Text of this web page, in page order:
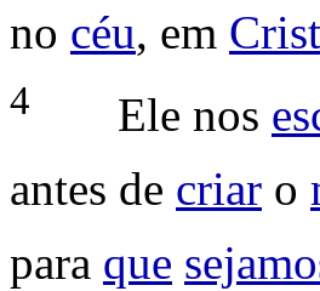
no céu, em
4 Ele nos
antes de criar o
para que